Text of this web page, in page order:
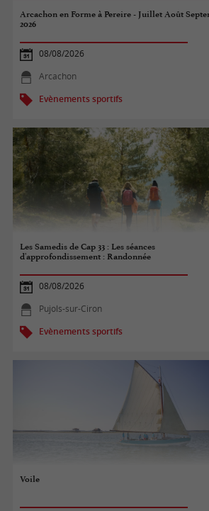
Arcachon en Forme à Pereire - Juillet Août
2026
08/08/2026
Arcachon
Evènements sportifs
Les Samedis de Cap 33 : Les séances
d'approfondissement : Randonnée
08/08/2026
Pujols-sur-Ciron
Evènements sportifs
Voile